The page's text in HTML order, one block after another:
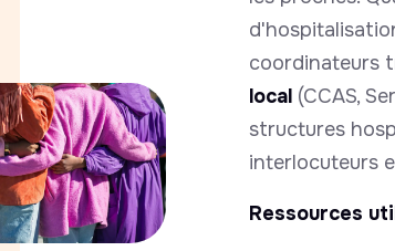
coordinateurs
local (CCAS,
structures
interlocuteurs
Ressources